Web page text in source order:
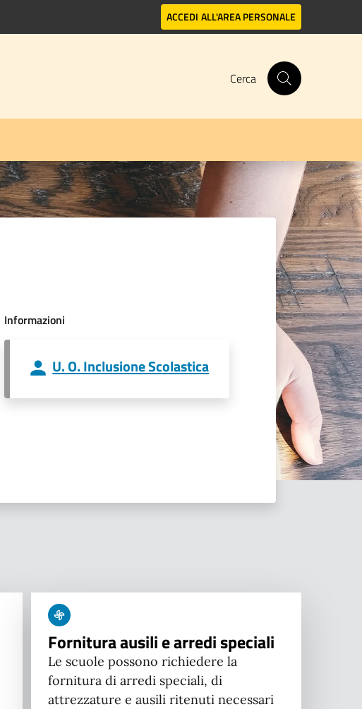
ACCEDI ALL'AREA PERSONALE
Cerca
Informazioni
U. O. Inclusione Scolastica
Fornitura ausili e arredi speciali
Le scuole possono richiedere la
fornitura di arredi speciali, di
attrezzature e ausili ritenuti necessari